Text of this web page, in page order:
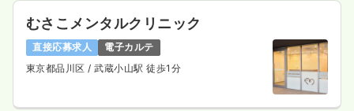
気になる
むさこメンタルクリニック
直接応募求人
電子カルテ
東京都品川区 / 武蔵小山駅 徒歩1分